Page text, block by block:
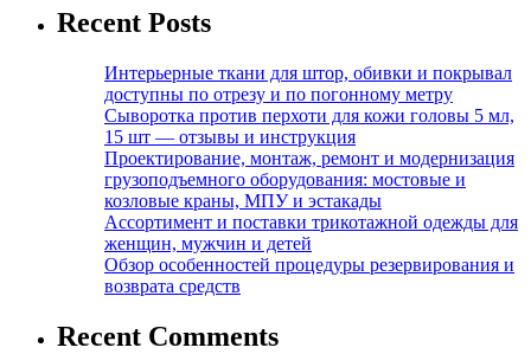
Recent Posts
Интерьерные ткани для штор, обивки и покрывал
доступны по отрезу и по погонному метру
Сыворотка против перхоти для кожи головы 5 мл,
15 шт — отзывы и инструкция
Проектирование, монтаж, ремонт и модернизация
грузоподъемного оборудования: мостовые и
козловые краны, МПУ и эстакады
Ассортимент и поставки трикотажной одежды для
женщин, мужчин и детей
Обзор особенностей процедуры резервирования и
возврата средств
Recent Comments